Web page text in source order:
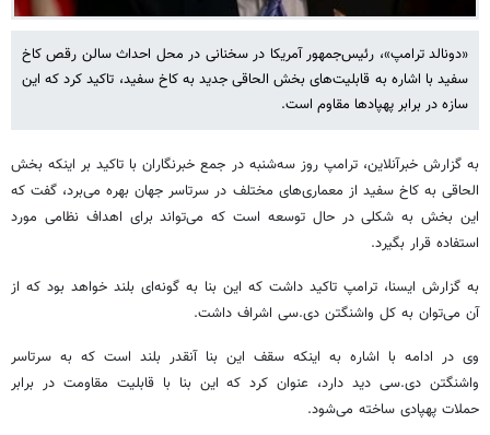
«دونالد ترامپ»، رئیس‌جمهور آمریکا در سخنانی در محل احداث سالن رقص کاخ
سفید با اشاره به قابلیت‌های بخش الحاقی جدید به کاخ سفید، تاکید کرد که این
سازه در برابر پهپادها مقاوم است.
به گزارش خبرآنلاین، ترامپ روز سه‌شنبه در جمع خبرنگاران با تاکید بر اینکه بخش
الحاقی به کاخ سفید از معماری‌های مختلف در سرتاسر جهان بهره می‌برد، گفت که
این بخش به شکلی در حال توسعه است که می‌تواند برای اهداف نظامی مورد
استفاده قرار بگیرد.
به گزارش ایسنا، ترامپ تاکید داشت که این بنا به گونه‌ای بلند خواهد بود که از
آن می‌توان به کل واشنگتن دی‌.سی اشراف داشت.
وی در ادامه با اشاره به اینکه سقف این بنا آنقدر بلند است که به سرتاسر
واشنگتن دی‌.سی دید دارد، عنوان کرد که این بنا با قابلیت مقاومت در برابر
حملات پهپادی ساخته می‌شود.